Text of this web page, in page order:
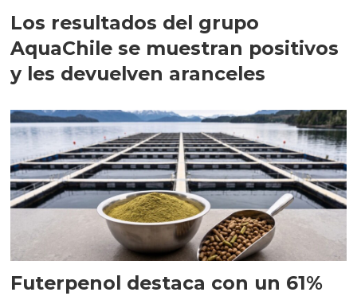
Los resultados del grupo
AquaChile se muestran positivos
y les devuelven aranceles
Futerpenol destaca con un 61%